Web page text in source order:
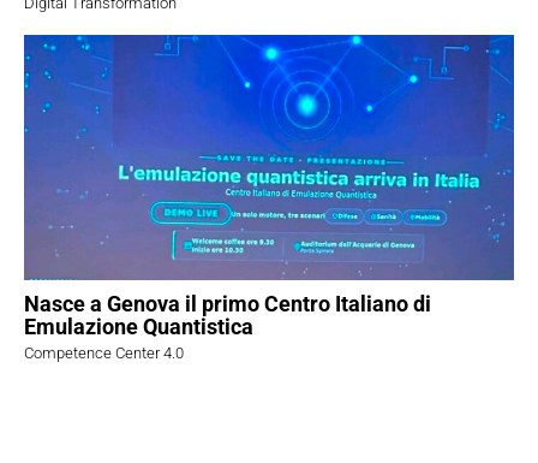
Nasce a Genova il primo Centro Italiano di
Emulazione Quantistica
Competence Center 4.0